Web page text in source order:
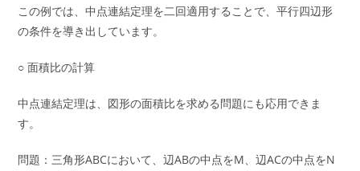
この例では、中点連結定理を二回適用することで、平行四辺形
の条件を導き出しています。
○ 面積比の計算
中点連結定理は、図形の面積比を求める問題にも応用できま
す。
問題：三角形ABCにおいて、辺ABの中点をM、辺ACの中点をN